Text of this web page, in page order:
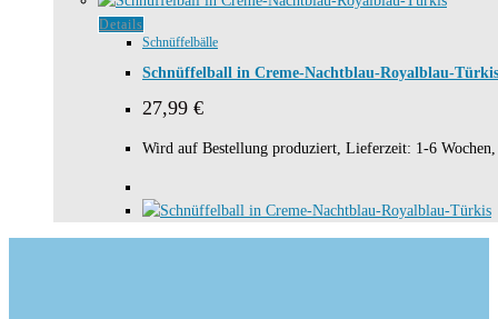
Details
Schnüffelbälle
Schnüffelball in Creme-Nachtblau-Royalblau-Türkis
27,99 €
Wird auf Bestellung produziert, Lieferzeit: 1-6